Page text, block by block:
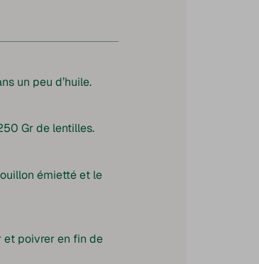
un peu d’huile.
Gr de lentilles.
émietté et le
et poivrer en fin de